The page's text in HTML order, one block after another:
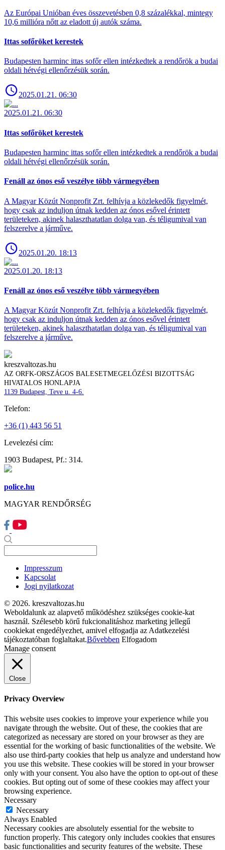
Az Európai Unióban éves összevetésben 0,8 százalékkal, mintegy
10,6 millióra nőtt az eladott új autók száma.
Ittas sofőröket kerestek
Budapesten harminc ittas sofőr ellen intézkedtek a rendőrök a budai
oldali hétvégi ellenőrzésük során.
2025.01.21. 06:30
2025.01.21. 06:30
Ittas sofőröket kerestek
Budapesten harminc ittas sofőr ellen intézkedtek a rendőrök a budai
oldali hétvégi ellenőrzésük során.
Fenáll az ónos eső veszélye több vármegyében
A Magyar Közút Nonprofit Zrt. felhívja a közlekedők figyelmét,
hogy csak az induljon útnak kedden az ónos esővel érintett
területeken, akinek halaszthatatlan dolga van, és téligumival van
felszerelve a járműve.
2025.01.20. 18:13
2025.01.20. 18:13
Fenáll az ónos eső veszélye több vármegyében
A Magyar Közút Nonprofit Zrt. felhívja a közlekedők figyelmét,
hogy csak az induljon útnak kedden az ónos esővel érintett
területeken, akinek halaszthatatlan dolga van, és téligumival van
felszerelve a járműve.
kreszvaltozas.hu
AZ ORFK-ORSZÁGOS BALESETMEGELŐZÉSI BIZOTTSÁG
HIVATALOS HONLAPJA
1139 Budapest, Teve u. 4-6.
Telefon:
+36 (1) 443 56 51
Levelezési cím:
1903 Budapest, Pf.: 314.
police.hu
MAGYAR RENDŐRSÉG
Impresszum
Kapcsolat
Jogi nyilatkozat
© 2026. kreszvaltozas.hu
Weboldalunk az alapvető működéshez szükséges cookie-kat
használ. Szélesebb körű fukcionalitáshoz marketing jellegű
cookiekat engedélyezhet, amivel elfogadja az Adatkezelési
tájékoztatóban foglaltakat.Bővebben Elfogadom
Manage consent
Close
Privacy Overview
This website uses cookies to improve your experience while you
navigate through the website. Out of these, the cookies that are
categorized as necessary are stored on your browser as they are
essential for the working of basic functionalities of the website. We
also use third-party cookies that help us analyze and understand how
you use this website. These cookies will be stored in your browser
only with your consent. You also have the option to opt-out of these
cookies. But opting out of some of these cookies may affect your
browsing experience.
Necessary
Necessary
Always Enabled
Necessary cookies are absolutely essential for the website to
function properly. This category only includes cookies that ensures
basic functionalities and security features of the website. These